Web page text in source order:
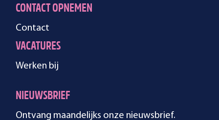
CONTACT OPNEMEN
Contact
VACATURES
Werken bij
NIEUWSBRIEF
Ontvang maandelijks onze nieuwsbrief.